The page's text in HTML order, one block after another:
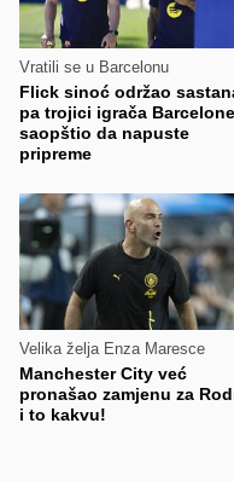
Vratili se u Barcelonu
Flick sinoć održao
pa trojici igrača Barcelone
saopštio da napuste
pripreme
Velika želja Enza Maresce
Manchester City već
pronašao zamjenu za
i to kakvu!